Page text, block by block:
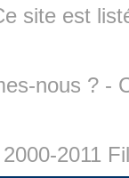
site est
nous ? -
2011